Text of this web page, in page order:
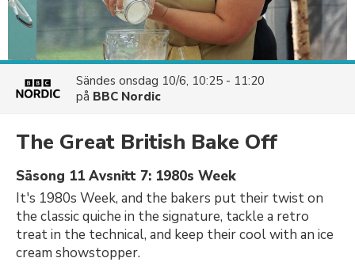
Sändes onsdag 10/6, 10:25 - 11:20
på BBC Nordic
The Great British Bake Off
Säsong 11 Avsnitt 7: 1980s Week
It's 1980s Week, and the bakers put their twist on
the classic quiche in the signature, tackle a retro
treat in the technical, and keep their cool with an ice
cream showstopper.